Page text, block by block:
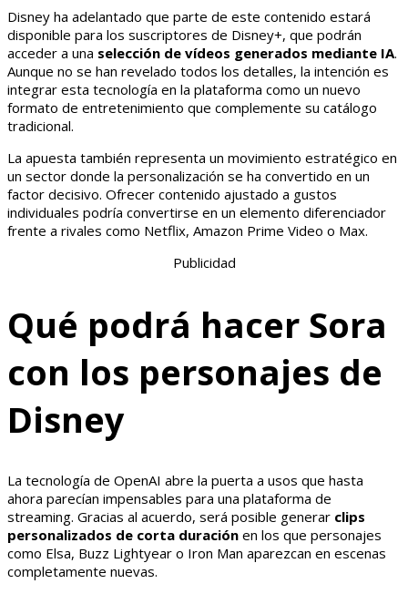
Disney ha adelantado que parte de este contenido estará
disponible para los suscriptores de Disney+, que podrán
acceder a una selección de vídeos generados mediante IA.
Aunque no se han revelado todos los detalles, la intención es
integrar esta tecnología en la plataforma como un nuevo
formato de entretenimiento que complemente su catálogo
tradicional.
La apuesta también representa un movimiento estratégico en
un sector donde la personalización se ha convertido en un
factor decisivo. Ofrecer contenido ajustado a gustos
individuales podría convertirse en un elemento diferenciador
frente a rivales como Netflix, Amazon Prime Video o Max.
Publicidad
Qué podrá hacer Sora
con los personajes de
Disney
La tecnología de OpenAI abre la puerta a usos que hasta
ahora parecían impensables para una plataforma de
streaming. Gracias al acuerdo, será posible generar clips
personalizados de corta duración en los que personajes
como Elsa, Buzz Lightyear o Iron Man aparezcan en escenas
completamente nuevas.